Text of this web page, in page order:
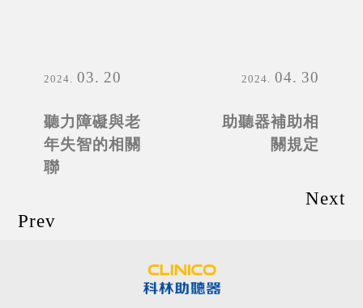
2024 03 20
聽力障礙與老
年失智的相關
聯
Prev
2024 04 30
助聽器補助相
關規定
Next